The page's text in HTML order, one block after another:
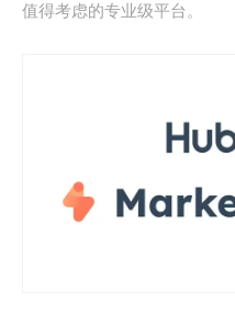
值得考虑的专业级平台。